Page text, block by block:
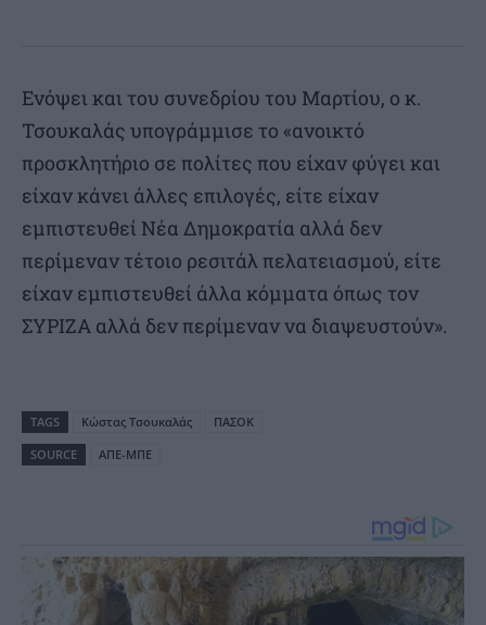
Ενόψει και του συνεδρίου του Μαρτίου, ο κ.
Τσουκαλάς υπογράμμισε το «ανοικτό
προσκλητήριο σε πολίτες που είχαν φύγει και
είχαν κάνει άλλες επιλογές, είτε είχαν
εμπιστευθεί Νέα Δημοκρατία αλλά δεν
περίμεναν τέτοιο ρεσιτάλ πελατειασμού, είτε
είχαν εμπιστευθεί άλλα κόμματα όπως τον
ΣΥΡΙΖΑ αλλά δεν περίμεναν να διαψευστούν».
TAGS Κώστας Τσουκαλάς
ΠΑΣΟΚ
SOURCE
ΑΠΕ-ΜΠΕ